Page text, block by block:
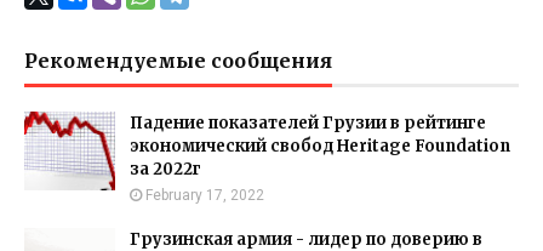
Рекомендуемые сообщения
Падение показателей Грузии в рейтинге
экономический свобод Heritage Foundation
за 2022г
February 17, 2022
Грузинская армия - лидер по доверию в